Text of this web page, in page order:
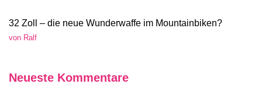
32 Zoll – die neue Wunderwaffe im Mountainbiken?
von Ralf
Neueste Kommentare